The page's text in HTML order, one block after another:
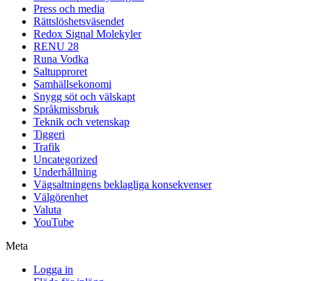
Press och media
Rättslöshetsväsendet
Redox Signal Molekyler
RENU 28
Runa Vodka
Saltupproret
Samhällsekonomi
Snygg söt och välskapt
Språkmissbruk
Teknik och vetenskap
Tiggeri
Trafik
Uncategorized
Underhållning
Vägsaltningens beklagliga konsekvenser
Välgörenhet
Valuta
YouTube
Meta
Logga in